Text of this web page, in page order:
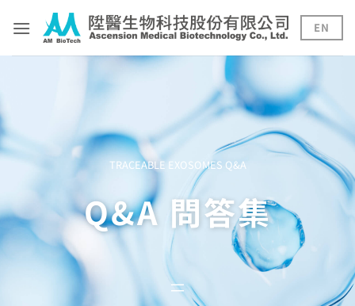
content
EN
TRACEABLE EXOSOMES Q&A
Q&A 問答集